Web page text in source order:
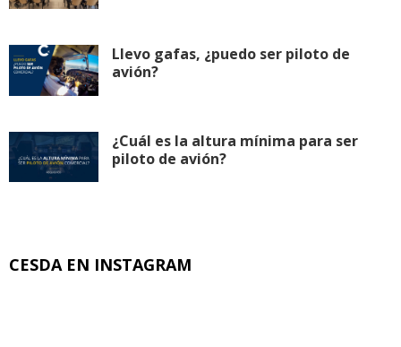
Llevo gafas, ¿puedo ser piloto de
avión?
¿Cuál es la altura mínima para ser
piloto de avión?
CESDA EN INSTAGRAM